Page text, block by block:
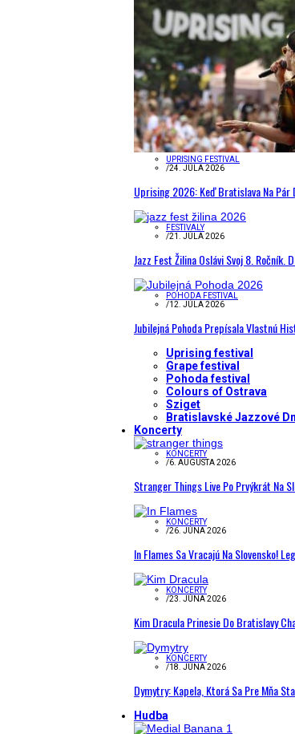
UPRISING FESTIVAL
/24. JÚLA 2026
Uprising 2026: Keď Bratislava Na Pár
FESTIVALY
/21. JÚLA 2026
Jazz Fest Žilina Oslávi Svoj 8. Ročník.
POHODA FESTIVAL
/12. JÚLA 2026
Jubilejná Pohoda Prepísala Vlastnú
Uprising festival
Grape festival
Pohoda festival
Colours of Ostrava
Sziget
Bratislavské Jazzové
Koncerty
KONCERTY
/6. AUGUSTA 2026
Stranger Things Live Po Prvýkrát Na
KONCERTY
/26. JÚNA 2026
In Flames Sa Vracajú Na Slovensko!
KONCERTY
/23. JÚNA 2026
Kim Dracula Prinesie Do Bratislavy
KONCERTY
/18. JÚNA 2026
Dymytry: Kapela, Ktorá Sa Pre Mňa
Hudba